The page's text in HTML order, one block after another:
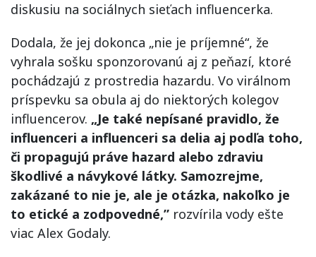
diskusiu na sociálnych sieťach influencerka.
Dodala, že jej dokonca „nie je príjemné“, že
vyhrala sošku sponzorovanú aj z peňazí, ktoré
pochádzajú z prostredia hazardu. Vo virálnom
príspevku sa obula aj do niektorých kolegov
influencerov. „Je také nepísané pravidlo, že
influenceri a influenceri sa delia aj podľa toho,
či propagujú práve hazard alebo zdraviu
škodlivé a návykové látky. Samozrejme,
zakázané to nie je, ale je otázka, nakoľko je
to etické a zodpovedné,” rozvírila vody ešte
viac Alex Godaly.